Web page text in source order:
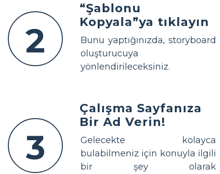
2
“Şablonu
Kopyala”ya tıklayın
Bunu yaptığınızda, storyboard
oluşturucuya
yönlendirileceksiniz.
3
Çalışma Sayfanıza
Bir Ad Verin!
Gelecekte kolayca
bulabilmeniz için konuyla ilgili
bir şey olarak